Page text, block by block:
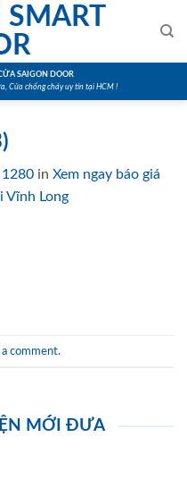
SAIGON DOOR
Cửa chống cháy uy tín tại HCM !
in Xem ngay báo giá
Vĩnh Long
a comment.
MỚI ĐƯA